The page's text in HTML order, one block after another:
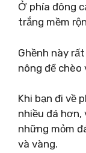
Ở phía đông
trắng mềm
Ghềnh này
nông để chèo
Khi bạn đi về
nhiều đá hơn,
những mỏm
và vàng.